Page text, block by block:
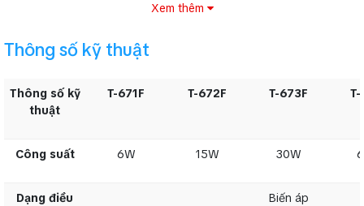
khiển
Tín hiệu
Input
70～100V
Tín hiệu
0～100V
Xem thêm
Thông số kỹ thuật
Thông số kỹ
thuật
T-671F T-672F T-673F
Công suất 6W 15W 30W
Dạng điều
Biến áp